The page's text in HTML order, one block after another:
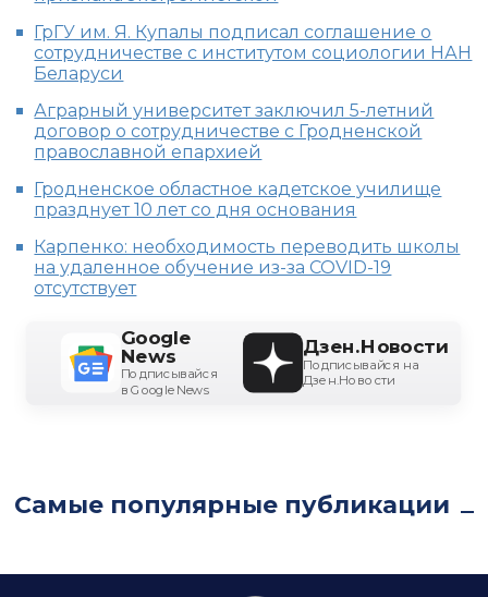
ГрГУ им. Я. Купалы подписал соглашение о
сотрудничестве с институтом социологии НАН
Беларуси
Аграрный университет заключил 5-летний
договор о сотрудничестве с Гродненской
православной епархией
Гродненское областное кадетское училище
празднует 10 лет со дня основания
Карпенко: необходимость переводить школы
на удаленное обучение из-за COVID-19
отсутствует
Google
News
Подписывайся
в Google News
Дзен.Новости
Подписывайся на
Дзен.Новости
Самые популярные публикации